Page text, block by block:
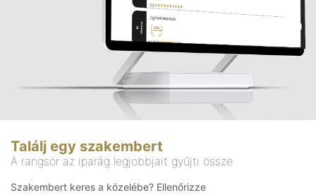
Találj egy szakembert
A rangsor az iparág legjobbjait gyűjti össze
Szakembert keres a közelébe? Ellenőrizze